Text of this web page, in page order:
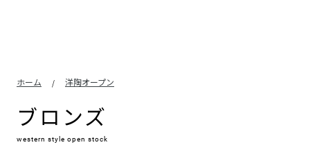
ホーム / 洋陶オープン
ブロンズ
western style open stock